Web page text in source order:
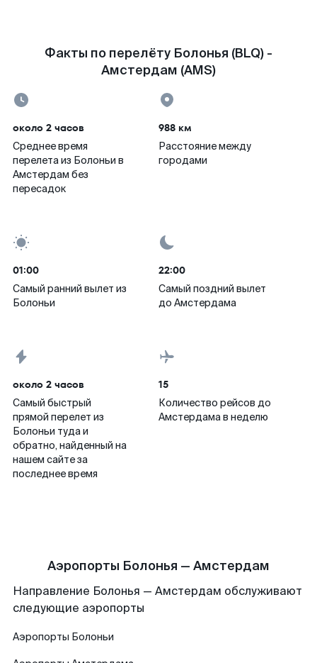
Факты по перелёту Болонья (BLQ) -
Амстердам (AMS)
около 2 часов
Среднее время
перелета из Болоньи в
Амстердам без
пересадок
988 км
Расстояние между
городами
01:00
Самый ранний вылет из
Болоньи
22:00
Самый поздний вылет
до Амстердама
около 2 часов
Самый быстрый
прямой перелет из
Болоньи туда и
обратно, найденный на
нашем сайте за
последнее время
15
Количество рейсов до
Амстердама в неделю
Аэропорты Болонья — Амстердам
Направление Болонья — Амстердам обслуживают
следующие аэропорты
Аэропорты Болоньи